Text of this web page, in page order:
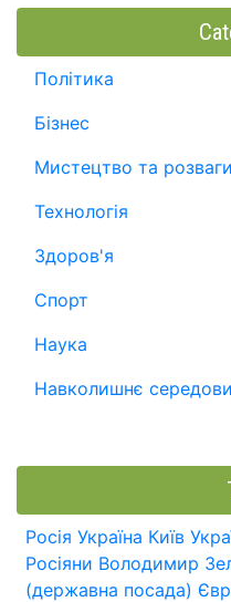
Політика
Бізнес
Мистецтво та розваги
Технологія
Здоров'я
Спорт
Наука
Навколишнє
Росія Україна Київ
Росіяни Володимир
(державна посада)